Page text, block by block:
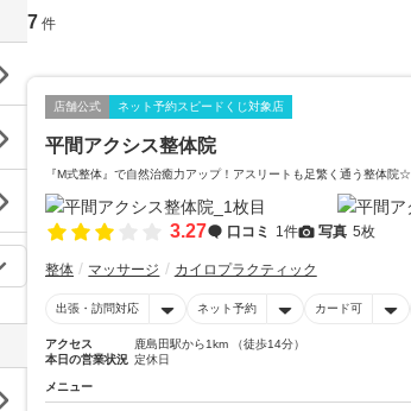
7 件
店舗公式 ネット予約スピードくじ対象店
平間アクシス整体院
『M式整体』で自然治癒力アップ！アスリートも足繁く通う整体院☆
3.27 口コミ 1件 写真 5枚
整体 マッサージ カイロプラクティック
出張・訪問対応 ネット予約 カード可
アクセス
鹿島田駅から1km （徒歩14分）
本日の営業状況 定休日
メニュー